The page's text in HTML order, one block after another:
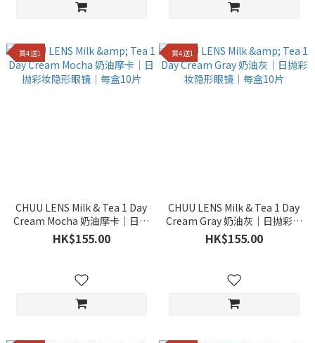
買4送1
CHUU LENS Milk & Tea 1 Day
Cream Mocha 奶油摩卡｜日抛
彩妆隐形眼镜｜每盒10片
HK$155.00
買4送1
CHUU LENS Milk & Tea 1 Day
Cream Gray 奶油灰｜日抛彩妆
隐形眼镜｜每盒10片
HK$155.00